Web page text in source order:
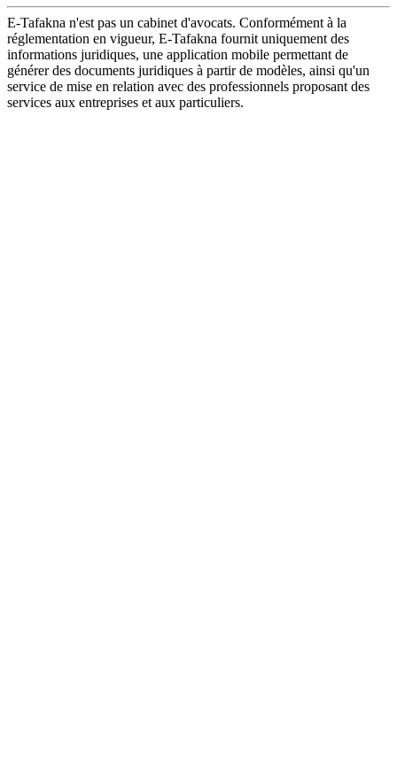
E-Tafakna n'est pas un cabinet d'avocats. Conformément à la
réglementation en vigueur, E-Tafakna fournit uniquement des
informations juridiques, une application mobile permettant de
générer des documents juridiques à partir de modèles, ainsi qu'un
service de mise en relation avec des professionnels proposant des
services aux entreprises et aux particuliers.